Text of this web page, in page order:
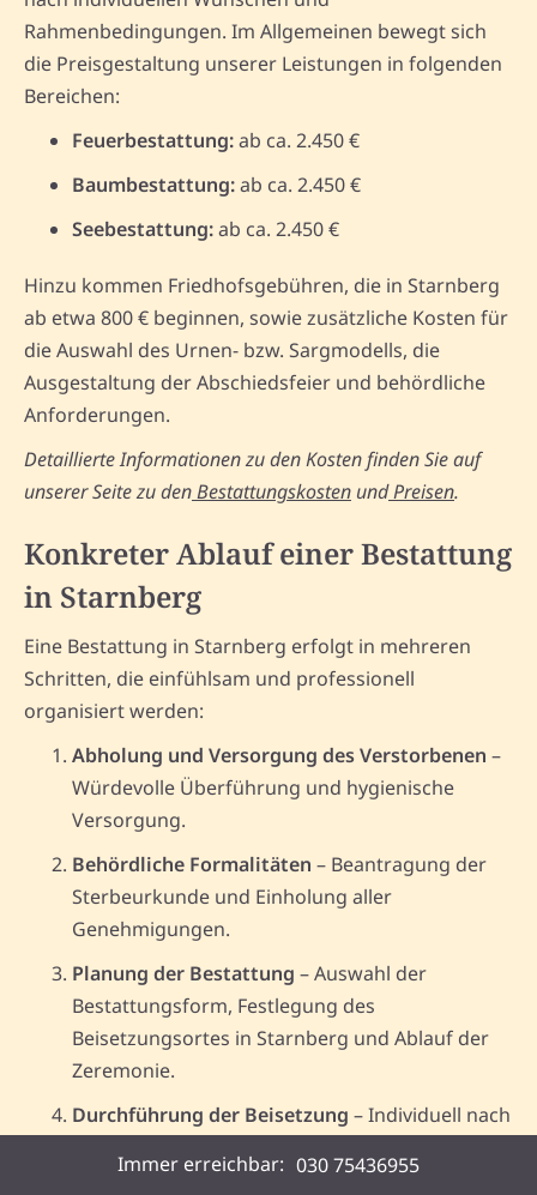
Rahmenbedingungen. Im Allgemeinen bewegt sich
die Preisgestaltung unserer Leistungen in folgenden
Bereichen:
Feuerbestattung:ab ca. 2.450 €
Baumbestattung:ab ca. 2.450 €
Seebestattung:ab ca. 2.450 €
Hinzu kommen Friedhofsgebühren, die in Starnberg
ab etwa 800 € beginnen, sowie zusätzliche Kosten für
die Auswahl des Urnen- bzw. Sargmodells, die
Ausgestaltung der Abschiedsfeier und behördliche
Anforderungen.
Detaillierte Informationen zu den Kosten finden Sie auf
unserer Seite zu denBestattungskosten undPreisen.
Konkreter Ablauf einer Bestattung
in Starnberg
Eine Bestattung in Starnberg erfolgt in mehreren
Schritten, die einfühlsam und professionell
organisiert werden:
Abholung und Versorgung des Verstorbenen –
Würdevolle Überführung und hygienische
Versorgung.
Behördliche Formalitäten – Beantragung der
Sterbeurkunde und Einholung aller
Genehmigungen.
Planung der Bestattung – Auswahl der
Bestattungsform, Festlegung des
Beisetzungsortes in Starnberg und Ablauf der
Zeremonie.
Durchführung der Beisetzung – Individuell nach
Immer erreichbar: 030 75436955